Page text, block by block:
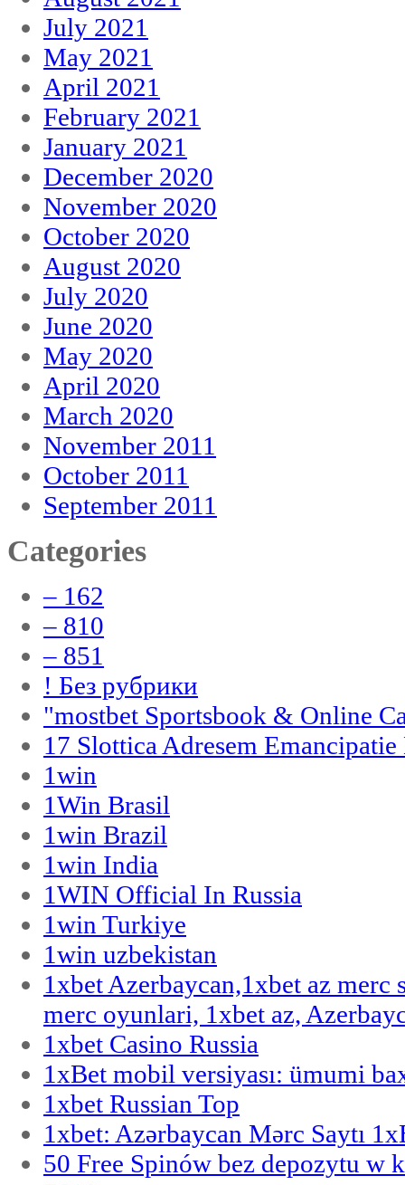
July 2021
May 2021
April 2021
February 2021
January 2021
December 2020
November 2020
October 2020
August 2020
July 2020
June 2020
May 2020
April 2020
March 2020
November 2011
October 2011
September 2011
Categories
– 162
– 810
– 851
! Без рубрики
"‎mostbet Sportsbook & Online
17 Slottica Adresem
1win
1Win Brasil
1win Brazil
1win India
1WIN Official In Russia
1win Turkiye
1win uzbekistan
1xbet Azerbaycan,1xbet az merc
merc oyunlari, 1xbet az,
1xbet Casino Russia
1xBet mobil versiyası: ümumi
1xbet Russian Top
1xbet: Azərbaycan Mərc Saytı
50 Free Spinów bez depozytu w